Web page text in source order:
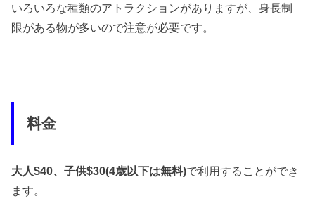
いろいろな種類のアトラクションがありますが、身長制
限がある物が多いので注意が必要です。
料金
大人$40、子供$30(4歳以下は無料)で利用することができ
ます。